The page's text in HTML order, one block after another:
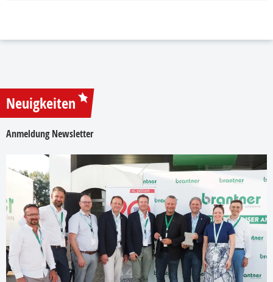
Neuigkeiten
Anmeldung Newsletter